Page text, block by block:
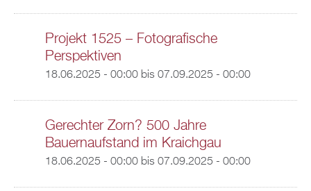
Projekt 1525 – Fotografische
Perspektiven
18.06.2025 - 00:00bis 07.09.2025 - 00:00
Gerechter Zorn? 500 Jahre
Bauernaufstand im Kraichgau
18.06.2025 - 00:00bis 07.09.2025 - 00:00